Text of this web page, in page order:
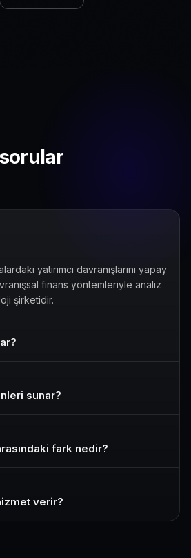
yatırımcı davranışlarını yapay
finans yöntemleriyle analiz
şirketidir.
sunar?
fark nedir?
verir?